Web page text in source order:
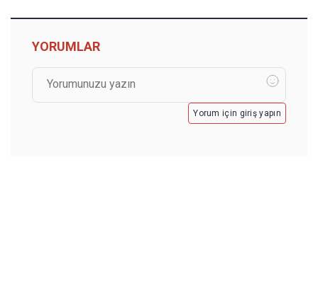
YORUMLAR
Yorum için giriş yapın